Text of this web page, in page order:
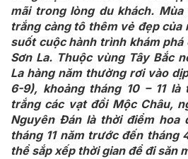
mãi trong lòng du khách.
trắng càng tô thêm vẻ đẹp của
suốt cuộc hành trình khám phá
Sơn La. Thuộc vùng Tây Bắc
La hàng năm thường rơi vào
6-9), khoảng tháng 10 – 11
trắng các vạt đồi Mộc Châu,
Nguyên Đán là thời điểm hoa
tháng 11 năm trước đến tháng
thể sắp xếp thời gian để đi săn